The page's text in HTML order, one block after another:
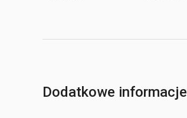
Dodatkowe informacje